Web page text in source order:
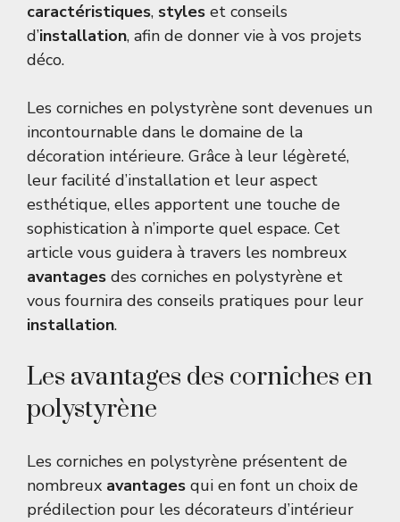
caractéristiques, styles et conseils
d’installation, afin de donner vie à vos projets
déco.
Les corniches en polystyrène sont devenues un
incontournable dans le domaine de la
décoration intérieure. Grâce à leur légèreté,
leur facilité d’installation et leur aspect
esthétique, elles apportent une touche de
sophistication à n’importe quel espace. Cet
article vous guidera à travers les nombreux
avantages des corniches en polystyrène et
vous fournira des conseils pratiques pour leur
installation.
Les avantages des corniches en
polystyrène
Les corniches en polystyrène présentent de
nombreux avantages qui en font un choix de
prédilection pour les décorateurs d’intérieur